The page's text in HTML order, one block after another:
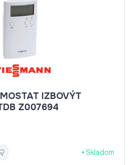
IZBOVÝT
Z007694
Skladom